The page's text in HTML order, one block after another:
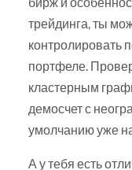
трейдинга, ты
контролировать
портфеле.
кластерным
демосчет с
умолчанию уже
А у тебя есть